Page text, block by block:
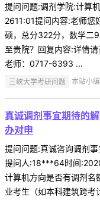
提问问题:调剂学院:计算
2611:01提问内容:老师您
硕，总分322分，数学二
至贵院？回复内容:详情
老师：0717-6393 ...
三峡大学考研问题 本站小
真诚调剂事宜期待的
办对申
提问问题:真诚咨询调剂
提问人:18***64时间
计算机方向是否有调剂名
业考生（如本科建筑跨考